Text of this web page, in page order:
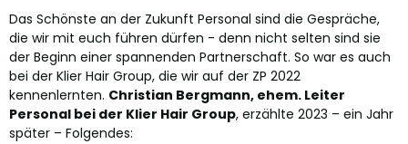
Das Schönste an der Zukunft Personal sind die Gespräche,
die wir mit euch führen dürfen - denn nicht selten sind sie
der Beginn einer spannenden Partnerschaft. So war es auch
bei der Klier Hair Group, die wir auf der ZP 2022
kennenlernten. Christian Bergmann, ehem. Leiter
Personal bei der Klier Hair Group, erzählte 2023 – ein Jahr
später – Folgendes: